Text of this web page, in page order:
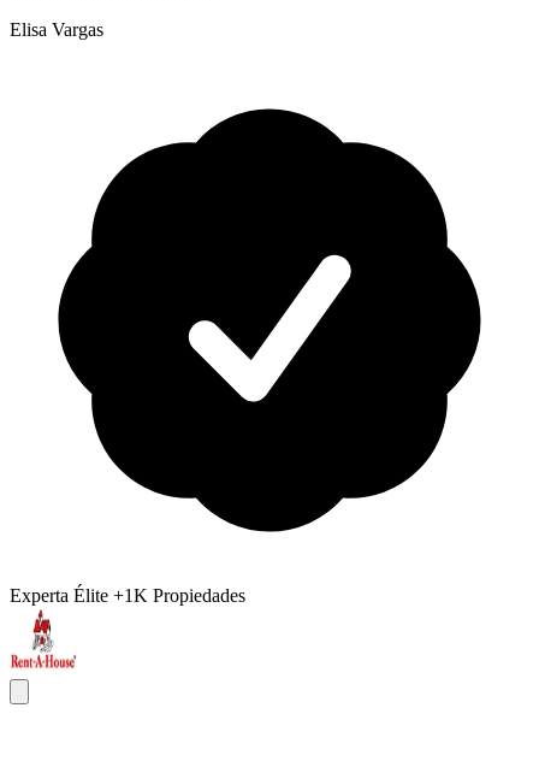
Elisa Vargas
Experta Élite +1K Propiedades